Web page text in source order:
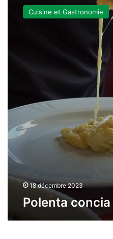
concia
Cuisine et Gastronomie
18 décembre 2023
Polenta concia